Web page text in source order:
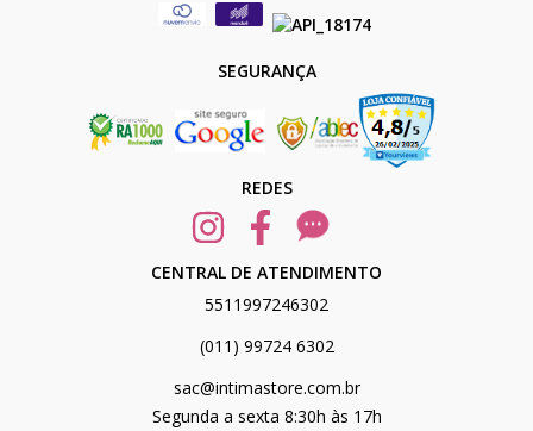
SEGURANÇA
REDES
CENTRAL DE ATENDIMENTO
5511997246302
(011) 99724 6302
sac@intimastore.com.br
Segunda a sexta 8:30h às 17h